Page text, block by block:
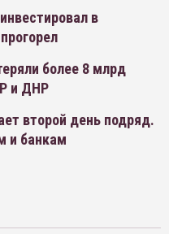
в
более 8 млрд
и ДНР
второй день подряд.
и банкам